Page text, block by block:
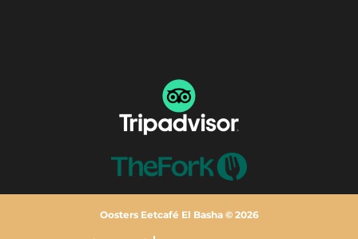
Oosters Eetcafé El Basha © 2026